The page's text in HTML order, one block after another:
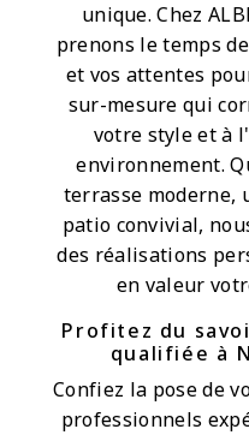
unique. Chez
prenons le temps
et vos attentes
sur-mesure qui
votre style et à
environnement.
terrasse moderne,
patio convivial,
des réalisations
en valeur
Profitez du
qualifiée à
Confiez la pose de
professionnels